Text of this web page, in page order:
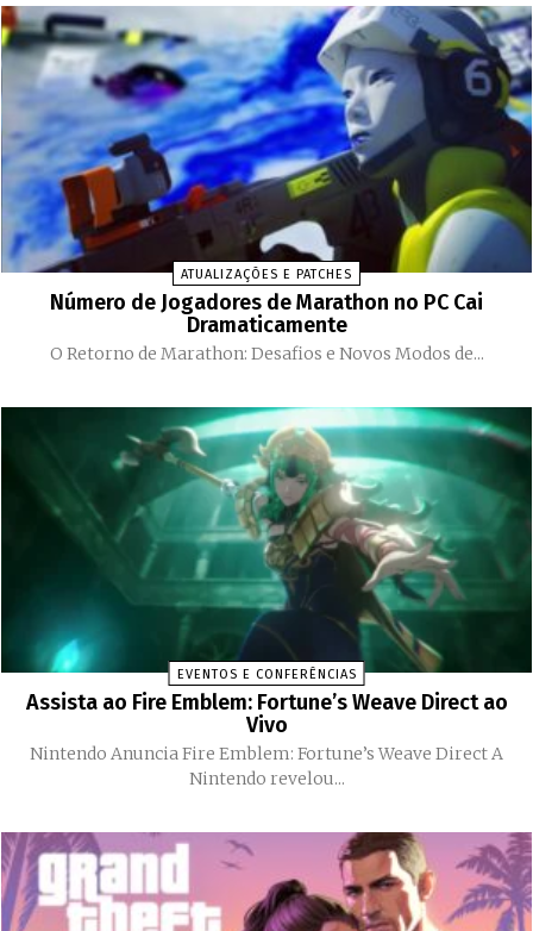
ATUALIZAÇÕES E PATCHES
Número de Jogadores de Marathon no PC Cai
Dramaticamente
O Retorno de Marathon: Desafios e Novos Modos de...
EVENTOS E CONFERÊNCIAS
Assista ao Fire Emblem: Fortune’s Weave Direct ao
Vivo
Nintendo Anuncia Fire Emblem: Fortune’s Weave Direct A
Nintendo revelou...